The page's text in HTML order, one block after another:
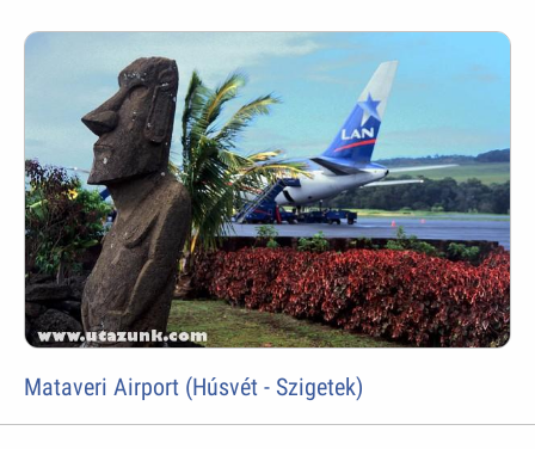
Mataveri Airport (Húsvét - Szigetek)